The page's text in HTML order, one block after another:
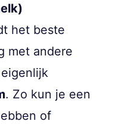
het beste
met andere
. Zo kun je een
of